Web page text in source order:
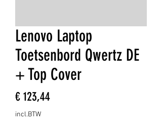
Lenovo Laptop
Toetsenbord Qwertz DE
+ Top Cover
€ 123,44Prijs
incl.BTW